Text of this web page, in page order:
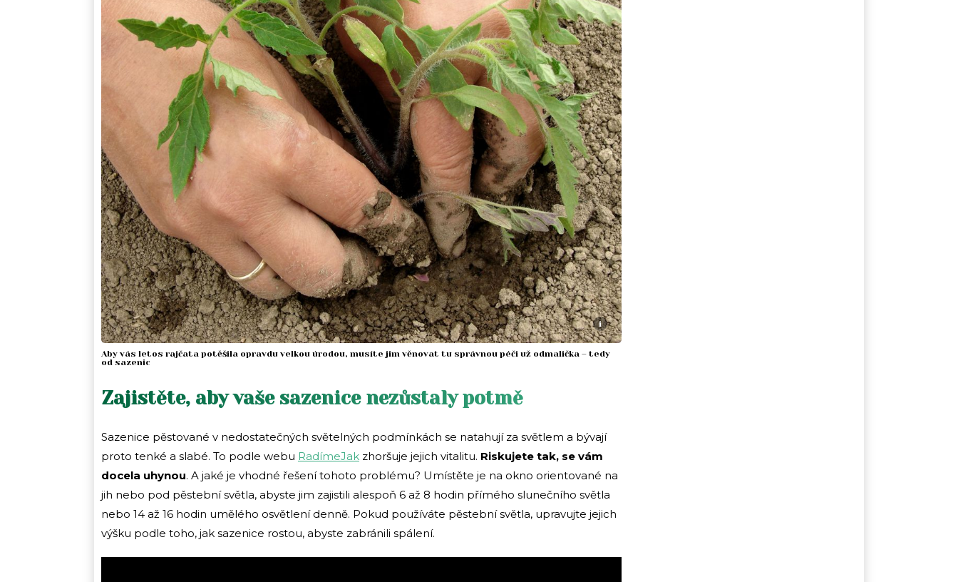
i
Aby vás letos rajčata potěšila opravdu velkou úrodou, musíte jim věnovat tu správnou péči už odmalička – tedy
od sazenic
Zajistěte, aby vaše sazenice nezůstaly potmě
Sazenice pěstované v nedostatečných světelných podmínkách se natahují za světlem a bývají
proto tenké a slabé. To podle webu RadímeJak zhoršuje jejich vitalitu. Riskujete tak, se vám
docela uhynou. A jaké je vhodné řešení tohoto problému? Umístěte je na okno orientované na
jih nebo pod pěstební světla, abyste jim zajistili alespoň 6 až 8 hodin přímého slunečního světla
nebo 14 až 16 hodin umělého osvětlení denně. Pokud používáte pěstební světla, upravujte jejich
výšku podle toho, jak sazenice rostou, abyste zabránili spálení.